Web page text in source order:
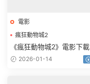
電影
瘋狂動物城2
瘋狂動物城2電影下載
《瘋狂動物城2》電影下載
1080p.HD中英雙語
2026-01-14